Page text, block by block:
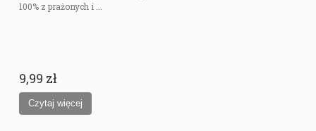
100% z prażonych i ...
9,99 zł